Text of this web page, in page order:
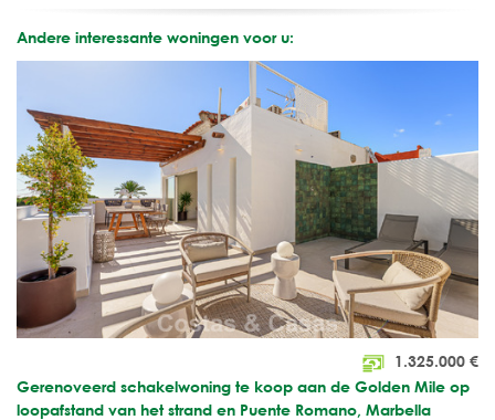
Andere interessante woningen voor u:
1.325.000 €
Gerenoveerd schakelwoning te koop aan de Golden Mile op
loopafstand van het strand en Puente Romano, Marbella